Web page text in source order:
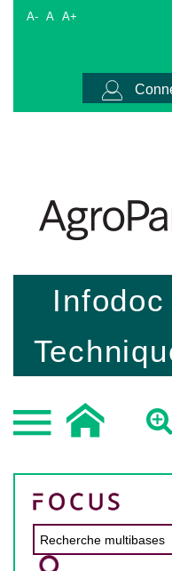
A- A A+